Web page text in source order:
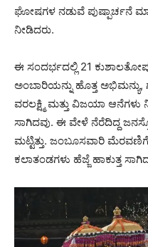
ಘೋಷಗಳ ನಡುವೆ ಪುಷ್ಪಾರ್ಚನೆ
ನೀಡಿದರು.
ಈ ಸಂದರ್ಭದಲ್ಲಿ 21
ಅಂಬಾರಿಯನ್ನು ಹೊತ್ತ
ವರಲಕ್ಷ್ಮಿ ಮತ್ತು ವಿಜಯಾ ಆನೆಗಳು
ಸಾಗಿದವು. ಈ ವೇಳೆ ನೆರೆದಿದ್ದ
ಮಟ್ಟಿತ್ತು. ಜಂಬೂಸವಾರಿ
ಕಲಾತಂಡಗಳು ಹೆಜ್ಜೆ ಹಾಕುತ್ತ